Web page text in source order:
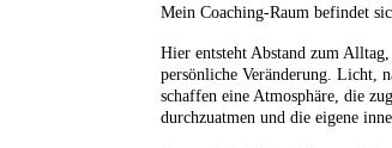
Mein Coaching-Raum befindet
Hier entsteht Abstand zum
persönliche Veränderung. Licht,
schaffen eine Atmosphäre, die
durchzuatmen und die eigene